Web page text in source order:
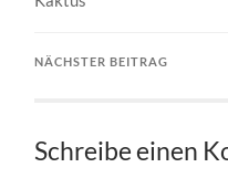
NÄCHSTER BEITRAG
Schreibe einen